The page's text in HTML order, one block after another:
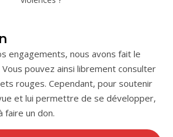
engagements, nous avons fait le
pouvez ainsi librement consulter
rouges. Cependant, pour soutenir
et lui permettre de se développer,
faire un don.